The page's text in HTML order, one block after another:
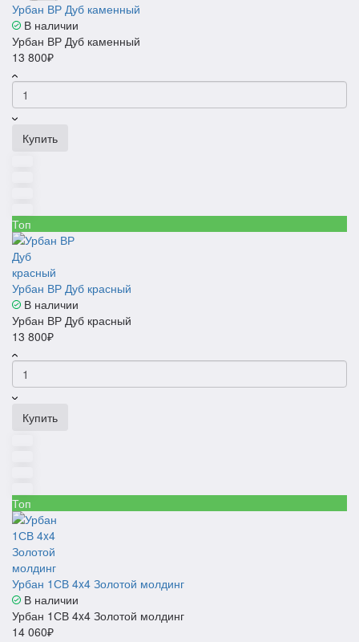
Урбан ВР Дуб каменный
В наличии
Урбан ВР Дуб каменный
13 800₽
Купить
Топ
Урбан ВР Дуб красный
В наличии
Урбан ВР Дуб красный
13 800₽
Купить
Топ
Урбан 1СВ 4x4 Золотой молдинг
В наличии
Урбан 1СВ 4x4 Золотой молдинг
14 060₽